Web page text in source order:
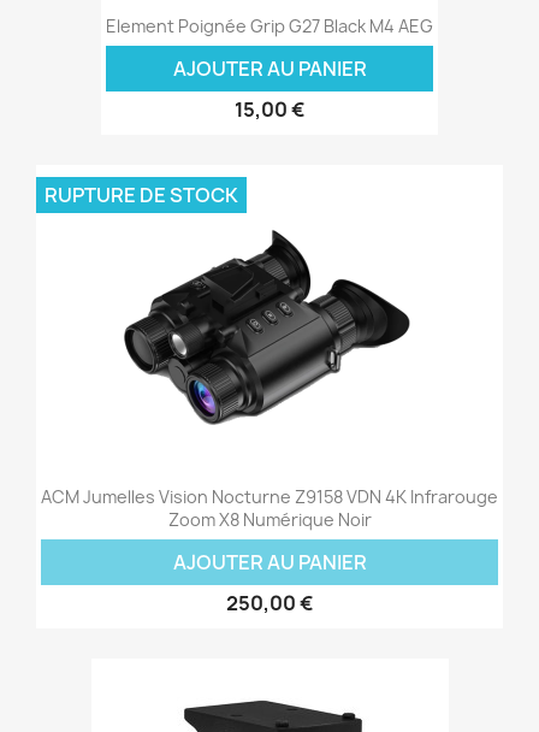
Element Poignée Grip G27 Black M4 AEG
AJOUTER AU PANIER
15,00 €
ACM Jumelles Vision Nocturne Z9158 VDN 4K Infrarouge
Zoom X8 Numérique Noir
AJOUTER AU PANIER
250,00 €
RUPTURE DE STOCK